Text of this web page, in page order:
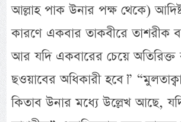
আল্লাহ পাক উনার পক্ষ থেকে)
কারণে একবার তাকবীরে তাশরীক
আর যদি একবারের চেয়ে
ছওয়াবের অধিকারী হবে।”
কিতাব উনার মধ্যে উল্লেখ আছে,